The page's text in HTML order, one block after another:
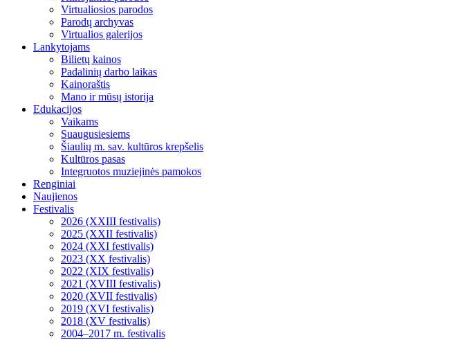
Virtualiosios parodos
Parodų archyvas
Virtualios galerijos
Lankytojams
Bilietų kainos
Padalinių darbo laikas
Kainoraštis
Mano ir mūsų istorija
Edukacijos
Vaikams
Suaugusiesiems
Šiaulių m. sav. kultūros krepšelis
Kultūros pasas
Integruotos muziejinės pamokos
Renginiai
Naujienos
Festivalis
2026 (XXIII festivalis)
2025 (XXII festivalis)
2024 (XXI festivalis)
2023 (XX festivalis)
2022 (XIX festivalis)
2021 (XVIII festivalis)
2020 (XVII festivalis)
2019 (XVI festivalis)
2018 (XV festivalis)
2004–2017 m. festivalis